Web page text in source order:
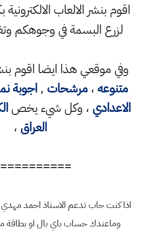
اقوم بنشر الالعاب
لزرع البسمة في وجوهكم
وفي موقعي هذا ايضا اقوم
متنوعه،مرشحات ,اجوبة
الاعدادي ، وكل شيء يخص
العراق ،
اذا كنت حاب تدعم الاستاذ احمد
وماعندك حساب باي بال او بطاقة